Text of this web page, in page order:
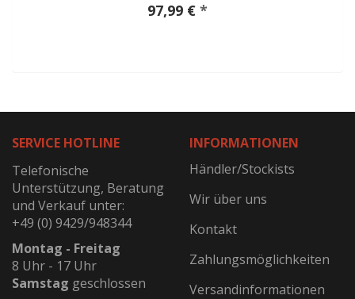
97,99 € *
SERVICE HOTLINE
Telefonische
Unterstützung, Beratung
und Verkauf unter:
+49 (0) 9429/948344
Montag - Freitag
8 Uhr - 17 Uhr
Samstag geschlossen
INFORMATIONEN
Händler/Stockists
Wir über uns
Kontakt
Zahlungsmöglichkeiten
Versandinformationen